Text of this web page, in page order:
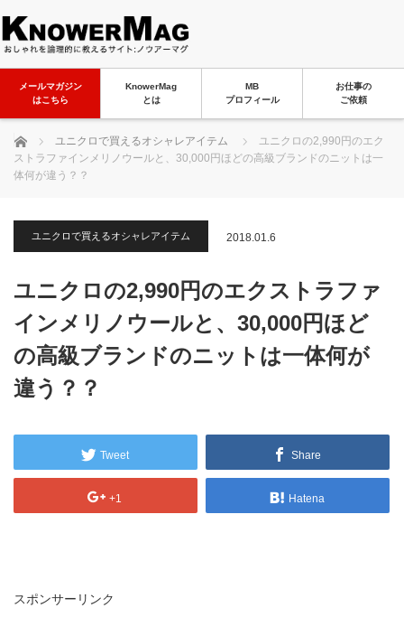
メールマガジン
はこちら
KnowerMag
とは
MB
プロフィール
お仕事の
ご依頼
ホーム ユニクロで買えるオシャレアイテム
ユニクロの2,990円のエク
ストラファインメリノウールと、30,000円ほどの高級ブランドのニットは一
体何が違う？？
ユニクロで買えるオシャレアイテム 2018.01.6
ユニクロの2,990円のエクストラファ
インメリノウールと、30,000円ほど
の高級ブランドのニットは一体何が
違う？？
Tweet Share
+1 Hatena
スポンサーリンク